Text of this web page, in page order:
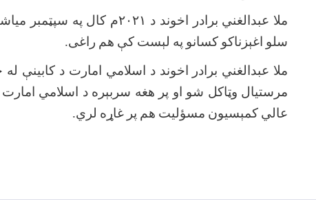
ملا عبدالغني برادر اخوند د ۲۰۲۱م کال په سپټمبر
سلو اغېزناکو کسانو په لېست کې هم راغی.
ملا عبدالغني برادر اخوند د اسلامي امارت د کابینې له
مرستیال وټاکل شو او پر هغه سربېره د اسلامي امارت
عالي کمېسیون مسؤلیت هم پر غاړه لري.